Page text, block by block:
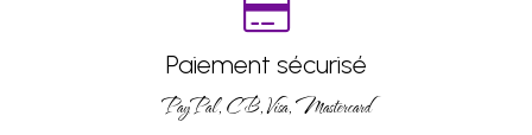
Paiement sécurisé
PayPal, CB, Visa, Mastercard